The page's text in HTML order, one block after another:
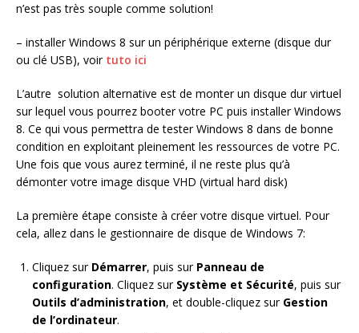
n’est pas très souple comme solution!
– installer Windows 8 sur un périphérique externe (disque dur
ou clé USB), voir tuto ici
L’autre solution alternative est de monter un disque dur virtuel
sur lequel vous pourrez booter votre PC puis installer Windows
8. Ce qui vous permettra de tester Windows 8 dans de bonne
condition en exploitant pleinement les ressources de votre PC.
Une fois que vous aurez terminé, il ne reste plus qu’à
démonter votre image disque VHD (virtual hard disk)
La première étape consiste à créer votre disque virtuel. Pour
cela, allez dans le gestionnaire de disque de Windows 7:
Cliquez sur Démarrer, puis sur Panneau de
configuration. Cliquez sur Système et Sécurité, puis sur
Outils d’administration, et double-cliquez sur Gestion
de l’ordinateur.